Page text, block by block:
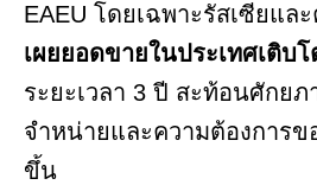
EAEU โดยเฉพาะรัสเซียแล
เผยยอดขายในประเทศเติบโ
ระยะเวลา 3 ปี สะท้อนศักย
จำหน่ายและความต้องการข
ขึ้น